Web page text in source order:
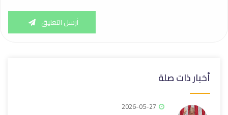
أرسل التعليق
أخبار ذات صلة
2026-05-27